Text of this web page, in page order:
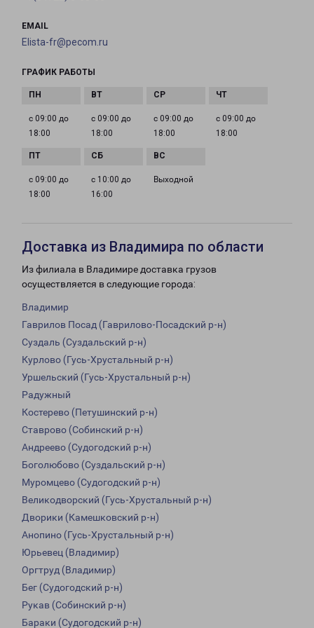
EMAIL
Elista-fr@pecom.ru
ГРАФИК РАБОТЫ
с 09:00 до
18:00
с 09:00 до
18:00
с 09:00 до
18:00
с 09:00 до
18:00
с 09:00 до
18:00
с 10:00 до
16:00
Выходной
Доставка из Владимира по области
Из филиала в Владимире доставка грузов
осуществляется в следующие города:
Владимир
Гаврилов Посад (Гаврилово-Посадский р-н)
Суздаль (Суздальский р-н)
Курлово (Гусь-Хрустальный р-н)
Уршельский (Гусь-Хрустальный р-н)
Радужный
Костерево (Петушинский р-н)
Ставрово (Собинский р-н)
Андреево (Судогодский р-н)
Боголюбово (Суздальский р-н)
Муромцево (Судогодский р-н)
Великодворский (Гусь-Хрустальный р-н)
Дворики (Камешковский р-н)
Анопино (Гусь-Хрустальный р-н)
Юрьевец (Владимир)
Оргтруд (Владимир)
Бег (Судогодский р-н)
Рукав (Собинский р-н)
Бараки (Судогодский р-н)